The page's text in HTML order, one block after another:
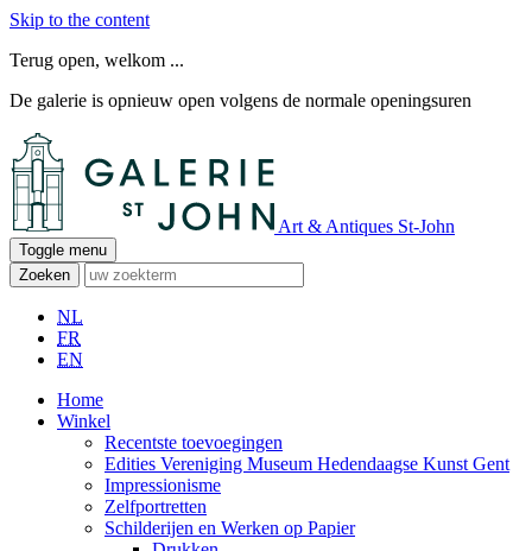
Skip to the content
Terug open, welkom ...
De galerie is opnieuw open volgens de normale openingsuren
Art & Antiques St-John
Toggle menu
Zoeken
NL
FR
EN
Home
Winkel
Recentste toevoegingen
Edities Vereniging Museum Hedendaagse Kunst Gent
Impressionisme
Zelfportretten
Schilderijen en Werken op Papier